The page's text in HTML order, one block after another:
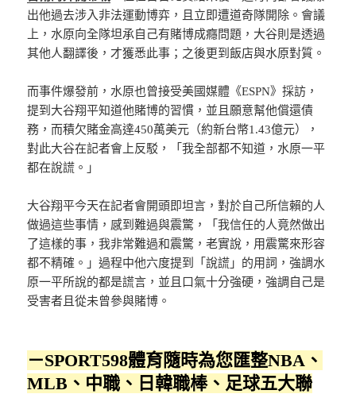
出他過去涉入非法運動博弈，且立即遭道奇隊開除。會議
上，水原向全隊坦承自己有賭博成癮問題，大谷則是透過
其他人翻譯後，才獲悉此事；之後更到飯店與水原對質。
而事件爆發前，水原也曾接受美國媒體《ESPN》採訪，
提到大谷翔平知道他賭博的習慣，並且願意幫他償還債
務，而積欠賭金高達450萬美元（約新台幣1.43億元），
對此大谷在記者會上反駁，「我全部都不知道，水原一平
都在說謊。」
大谷翔平今天在記者會開頭即坦言，對於自己所信賴的人
做過這些事情，感到難過與震驚，「我信任的人竟然做出
了這樣的事，我非常難過和震驚，老實說，用震驚來形容
都不精確。」過程中他六度提到「說謊」的用詞，強調水
原一平所說的都是謊言，並且口氣十分強硬，強調自己是
受害者且從未曾參與賭博。
－SPORT598體育隨時為您匯整NBA、
MLB、中職、日韓職棒、足球五大聯